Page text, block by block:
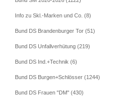
Info zu Skl.-Marken und Co. (8)
Bund DS Brandenburger Tor (51)
Bund DS Unfallverhütung (219)
Bund DS Ind.+Technik (6)
Bund DS Burgen+Schlösser (1244)
Bund DS Frauen "DM" (430)